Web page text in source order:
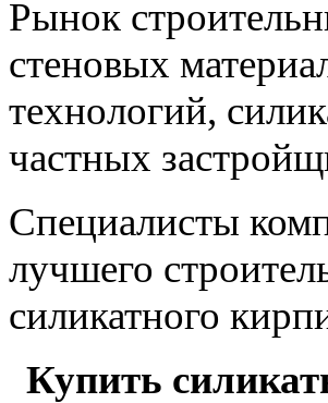
Рынок
стеновых
технологий,
частных
Специалисты
лучшего
силикатного
Купить